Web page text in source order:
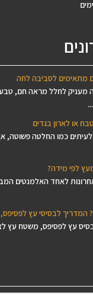
מתאימים לסביבה לחה
לחלל מראה חם, טבעי
או לארון בגדים
כמו החלטה פשוטה,
לפי מידה?
לאחד האלמנטים
המדריך לבסיסי עץ
עץ לפסיפס, משטח עץ